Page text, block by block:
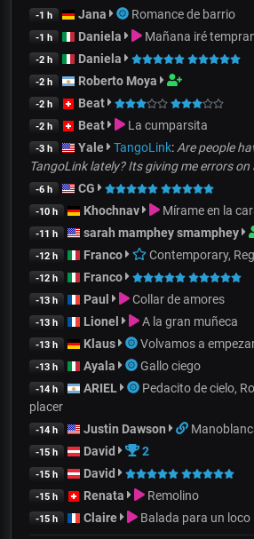
-1 h Jana Romance de barrio
-1 h Daniela Mañana iré
-2 h Daniela
-2 h Roberto Moya
-2 h Beat
-2 h Beat La cumparsita
-3 h Yale TangoLink: Are people
TangoLink lately? Its giving me errors on
-6 h CG
-10 h Khochnav Mírame en la
-11 h sarah mamphey smamphey
-12 h Franco Contemporary,
-12 h Franco
-13 h Paul Collar de amores
-13 h Lionel A la gran muñeca
-13 h Klaus Volvamos a
-13 h Ayala Gallo ciego
-14 h ARIEL
Pedacito de cielo,
placer
-14 h Justin Dawson
-15 h David 2
-15 h David
-15 h Renata Remolino
-15 h Claire Balada para un loco